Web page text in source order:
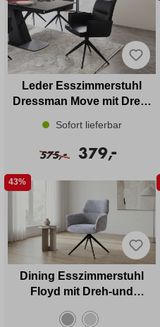
Leder Esszimmerstuhl
Dressman Move mit Dreh-
Sofort lieferbar
575,- 379,
-
43%
Dining Esszimmerstuhl
Floyd mit Dreh-und